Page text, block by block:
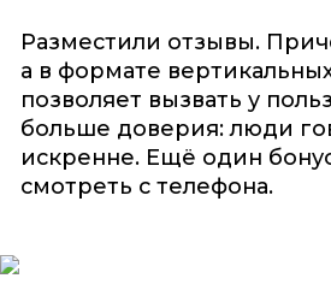
Разместили отзывы.
а в формате
позволяет вызвать у
больше доверия: люди
искренне. Ещё один
смотреть с телефона.